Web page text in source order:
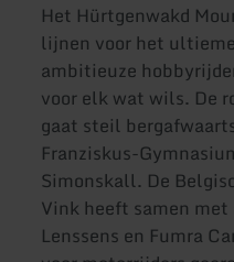
Het Hürtgenwakd
lijnen voor het
ambitieuze
voor elk wat wils. De
gaat steil
Franziskus-
Simonskall. De
Vink heeft samen
Lenssens en Fumra